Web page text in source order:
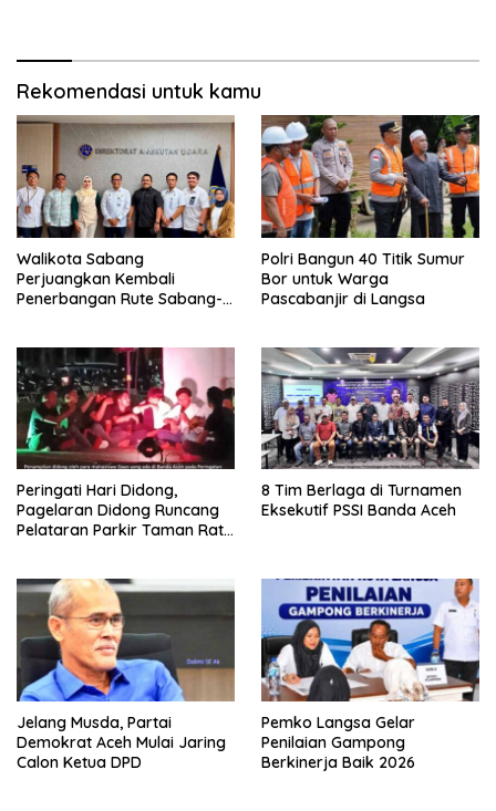
Rekomendasi untuk kamu
Walikota Sabang
Perjuangkan Kembali
Penerbangan Rute Sabang-
Polri Bangun 40 Titik Sumur
Bor untuk Warga
Pascabanjir di Langsa
Peringati Hari Didong,
Pagelaran Didong Runcang
Pelataran Parkir Taman Ratu
8 Tim Berlaga di Turnamen
Eksekutif PSSI Banda Aceh
Jelang Musda, Partai
Demokrat Aceh Mulai Jaring
Calon Ketua DPD
Pemko Langsa Gelar
Penilaian Gampong
Berkinerja Baik 2026